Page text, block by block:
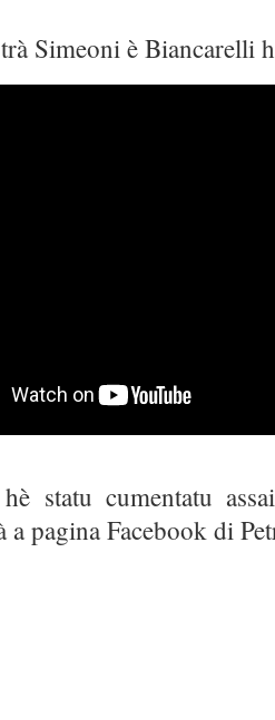
Simeoni è Biancarelli
statu cumentatu
a pagina Facebook di